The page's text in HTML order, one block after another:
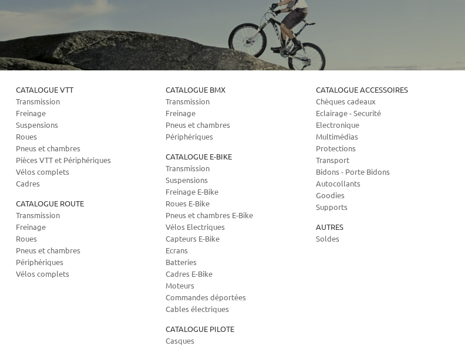
CATALOGUE VTT
Transmission
Freinage
Suspensions
Roues
Pneus et chambres
Pièces VTT et Périphériques
Vélos complets
Cadres
CATALOGUE ROUTE
Transmission
Freinage
Roues
Pneus et chambres
Périphériques
Vélos complets
CATALOGUE BMX
Transmission
Freinage
Pneus et chambres
Périphériques
CATALOGUE E-BIKE
Transmission
Suspensions
Freinage E-Bike
Roues E-Bike
Pneus et chambres E-Bike
Vélos Electriques
Capteurs E-Bike
Ecrans
Batteries
Cadres E-Bike
Moteurs
Commandes déportées
Cables électriques
CATALOGUE PILOTE
Casques
CATALOGUE ACCESSOIRES
Chèques cadeaux
Eclairage - Securité
Electronique
Multimédias
Protections
Transport
Bidons - Porte Bidons
Autocollants
Goodies
Supports
AUTRES
Soldes